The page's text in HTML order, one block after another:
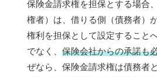
保険金請求権を担保とする場合
権者）は、借りる側（債務者）
権利を担保として設定すること
でなく、 保険会社からの承諾も
ぜなら、保険金請求権は債務者